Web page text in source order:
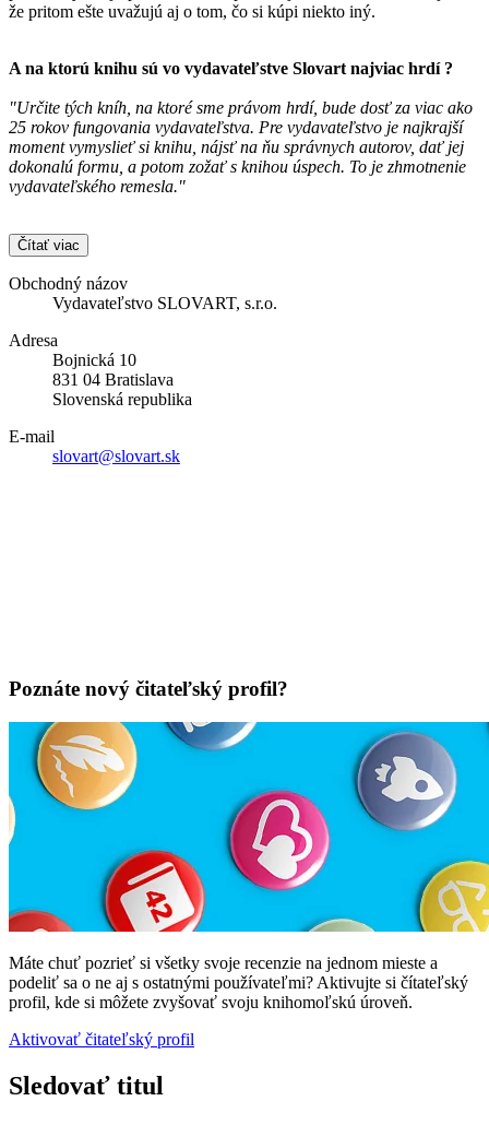
že pritom ešte uvažujú aj o tom, čo si kúpi niekto iný.
A na ktorú knihu sú vo vydavateľstve Slovart najviac hrdí ?
"Určite tých kníh, na ktoré sme právom hrdí, bude dosť za viac ako
25 rokov fungovania vydavateľstva. Pre vydavateľstvo je najkrajší
moment vymyslieť si knihu, nájsť na ňu správnych autorov, dať jej
dokonalú formu, a potom zožať s knihou úspech. To je zhmotnenie
vydavateľského remesla."
Čítať viac
Obchodný názov
Vydavateľstvo SLOVART, s.r.o.
Adresa
Bojnická 10
831 04 Bratislava
Slovenská republika
E-mail
slovart@slovart.sk
Poznáte nový čitateľský profil?
Máte chuť pozrieť si všetky svoje recenzie na jednom mieste a
podeliť sa o ne aj s ostatnými používateľmi? Aktivujte si čítateľský
profil, kde si môžete zvyšovať svoju knihomoľskú úroveň.
Aktivovať čitateľský profil
Sledovať titul